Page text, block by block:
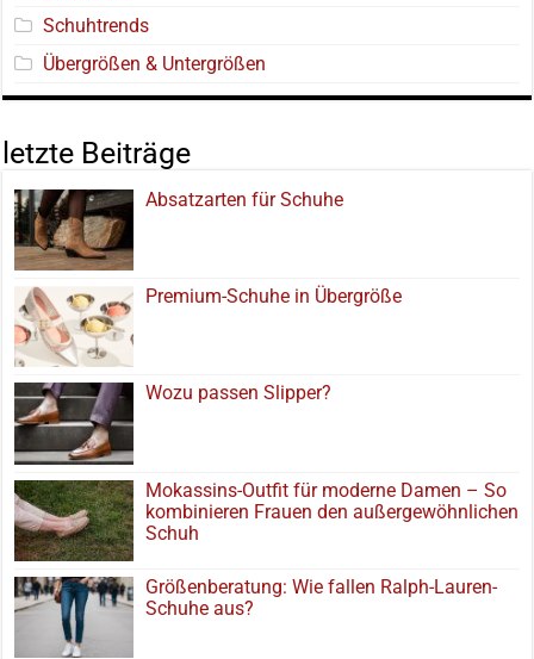
Schuhtrends
Übergrößen & Untergrößen
letzte Beiträge
Absatzarten für Schuhe
Premium-Schuhe in Übergröße
Wozu passen Slipper?
Mokassins-Outfit für moderne Damen – So
kombinieren Frauen den außergewöhnlichen
Schuh
Größenberatung: Wie fallen Ralph-Lauren-
Schuhe aus?